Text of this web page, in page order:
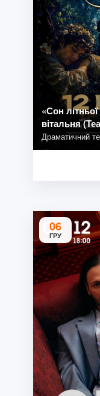
«Сон
вітальня
Драматичний
06
ГРУ